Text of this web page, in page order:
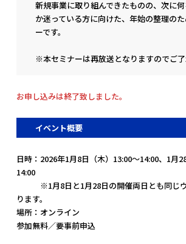
新規事業に取り組んできたものの、次に
か迷っている方に向けた、年始の整理の
ーです。
※本セミナーは再放送となりますのでご了
お申し込みは終了致しました。
イベント概要
日時：2026年1月8日（木）13:00〜14:00、1月
14:00
※1月8日と1月28日の開催両日とも同じウ
ります。
場所：オンライン
参加無料／要事前申込